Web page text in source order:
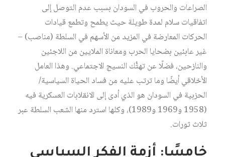
الصراعات والحروب في السودان بسبب عدم التوصل إلى
اتفاقيات سلام لمدة طويلة حيث يطمح وتطمع قيادات
الحركات المعارضة في المزيد من الأسهم في السلطة (مناصب) –
غير عابئين بضحايا الحرب ومعاناة الملايين من اللاجئين
والنازحين، فضلًا عن تهتُّك النسيج الاجتماعي. وهذا العامل
الأخلاقي أيضًا وما ترتب عليه من فساد الحياة السياسية/
الحزبية في السودان هو الذي أدى إلى الانقلابات العسكرية فيه
(1958 و1969 و1989)، وكلها استرد منها الشعب السلطة عبر
ثلاث ثورات.
خامسًا: أزمة الفكر السياسي